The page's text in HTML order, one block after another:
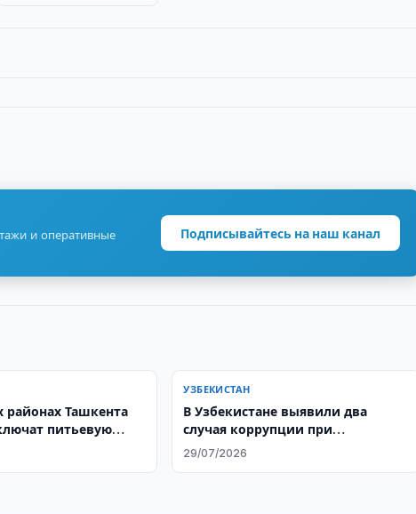
и оперативные
Подписывайтесь на наш канал
районах Ташкента
питьевую
УЗБЕКИСТАН
В Узбекистане выявили два
случая коррупции при
оформлении земли
29/07/2026